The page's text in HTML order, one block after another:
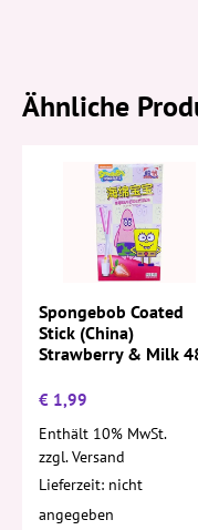
Ähnliche
Spongebob Coated
Stick (China)
Strawberry & Milk
€ 1,99
Enthält 10% MwSt.
zzgl.Versand
Lieferzeit: nicht
angegeben